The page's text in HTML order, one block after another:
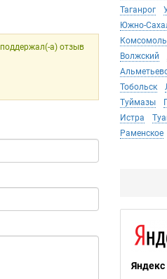
поддержал(-а) отзыв
Таганрог
Южно-
Волжский
Тобольск
Туймазы
Истра
Раменское
Яндекс